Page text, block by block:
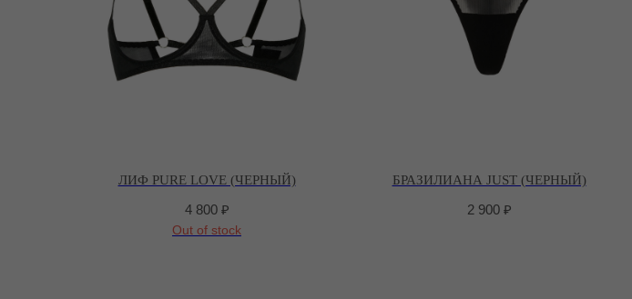
ЛИФ PURE LOVE (ЧЕРНЫЙ)
4 800 ₽
Out of stock
БРАЗИЛИАНА JUST (ЧЕРНЫЙ)
2 900 ₽